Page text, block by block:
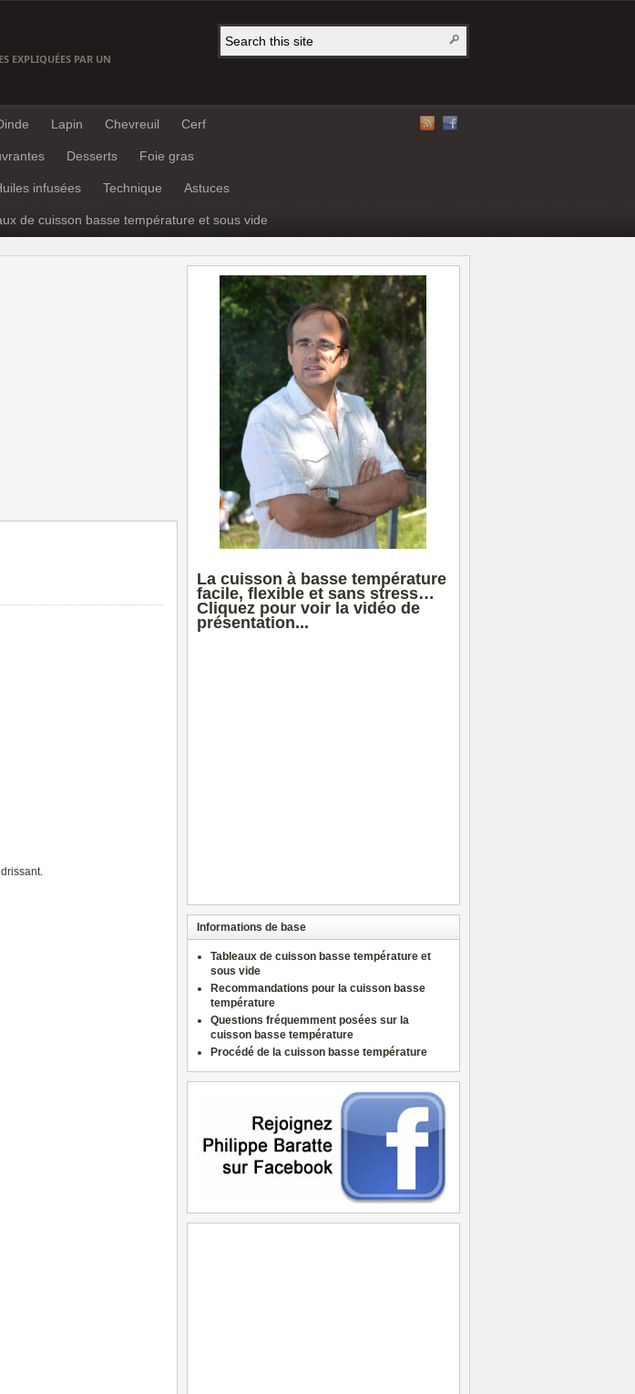
EXPLIQUÉES PAR UN
Lapin Chevreuil Cerf
Desserts Foie gras
infusées Technique Astuces
de cuisson basse température et sous vide
La cuisson à basse température
facile, flexible et sans stress…
Cliquez pour voir la vidéo de
présentation...
Informations de base
Tableaux de cuisson basse température et
sous vide
Recommandations pour la cuisson basse
température
Questions fréquemment posées sur la
cuisson basse température
Procédé de la cuisson basse température